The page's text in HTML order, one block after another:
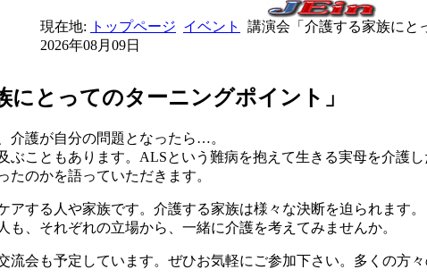
現在地: トップページ イベント
講演会「介護する家族にと
2026年08月09日
にとってのターニングポイント」
介護が自分の問題となったら…。
ぶこともあります。ALSという難病を抱えて生きる実母を介護
のかを語っていただきます。
アする人や家族です。介護する家族は様々な決断を迫られます。
も、それぞれの立場から、一緒に介護を考えてみませんか。
流会も予定しています。ぜひお気軽にご参加下さい。多くの方